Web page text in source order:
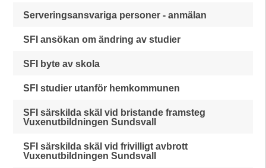
Serveringsansvariga personer - anmälan
SFI ansökan om ändring av studier
SFI byte av skola
SFI studier utanför hemkommunen
SFI särskilda skäl vid bristande framsteg
Vuxenutbildningen Sundsvall
SFI särskilda skäl vid frivilligt avbrott
Vuxenutbildningen Sundsvall